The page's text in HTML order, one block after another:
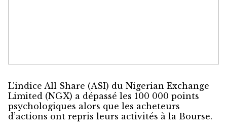
L’indice All Share (ASI) du Nigerian Exchange
Limited (NGX) a dépassé les 100 000 points
psychologiques alors que les acheteurs
d’actions ont repris leurs activités à la Bourse.